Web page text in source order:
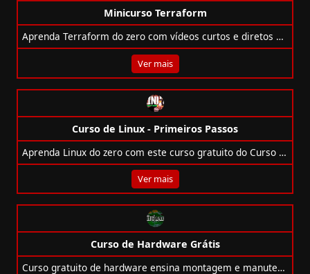
Minicurso Terraform
Aprenda Terraform do zero com vídeos curtos e diretos sobre IaC, variáveis, providers, recursos e certificações.
Ver mais
Curso de Linux - Primeiros Passos
Aprenda Linux do zero com este curso gratuito do Curso em Vídeo. Ideal para iniciantes, com 14 aulas práticas e explicações detalhadas!
Ver mais
Curso de Hardware Grátis
Curso gratuito de hardware ensina montagem e manutenção de PCs, desde os componentes até a instalação de sistemas operacionais.